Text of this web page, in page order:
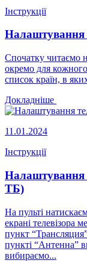
Інструкції
Налаштування
Спочатку читаємо
окремо для
список країн, в
Докладніше
11.01.2024
Інструкції
Налаштування
ТБ)
На пульті
екрані телевізора
пункт
пункті “Антенна”
вибираємо...